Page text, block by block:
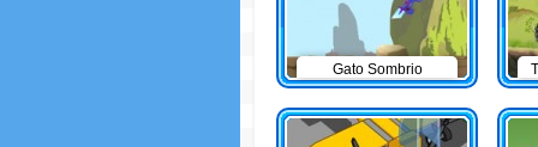
Gato Sombrio